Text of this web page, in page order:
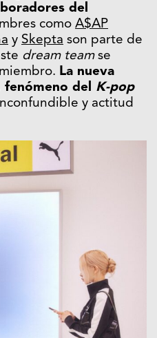
del
como A$AP
y Skepta son parte de
dream teamse
La nueva
fenómeno del K-pop
y actitud